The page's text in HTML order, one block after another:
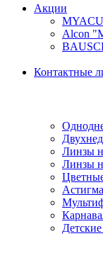
Акции
Alcon
Контактные
Линзы
Линзы